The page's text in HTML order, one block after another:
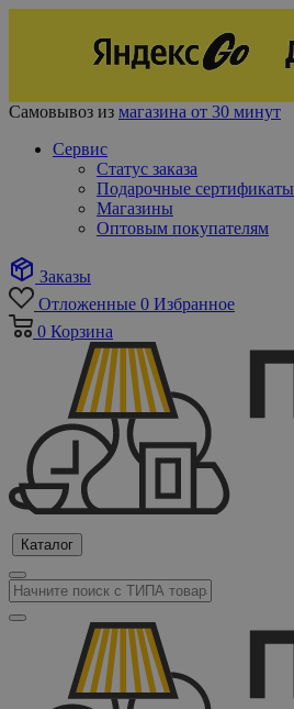
Самовывоз из магазина от 30 минут
Сервис
Статус заказа
Подарочные сертификаты
Магазины
Оптовым покупателям
Заказы
Отложенные 0 Избранное
0 Корзина
Каталог